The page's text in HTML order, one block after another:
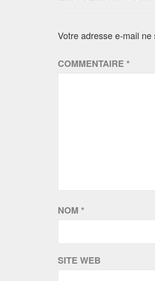
Votre adresse e-mail
COMMENTAIRE*
NOM *
SITE WEB